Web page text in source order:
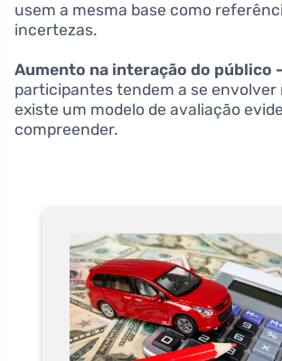
usem a mesma base como
incertezas.
Aumento na interação do público -
participantes tendem a se envolver
existe um modelo de avaliação
compreender.